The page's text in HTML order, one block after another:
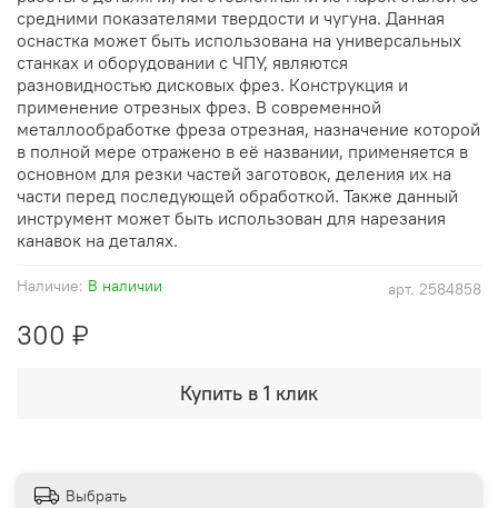
арт. 2584858
Наличие: В наличии
300 ₽
Купить в 1 клик
средними показателями твердости и чугуна. Данная
оснастка может быть использована на универсальных
станках и оборудовании с ЧПУ, являются
разновидностью дисковых фрез. Конструкция и
применение отрезных фрез. В современной
металлообработке фреза отрезная, назначение которой
в полной мере отражено в её названии, применяется в
основном для резки частей заготовок, деления их на
части перед последующей обработкой. Также данный
инструмент может быть использован для нарезания
канавок на деталях.
Выбрать